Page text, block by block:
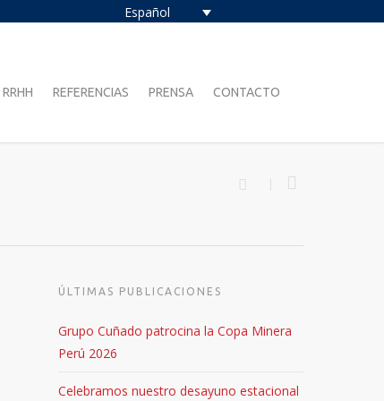
Español
RRHH REFERENCIAS PRENSA CONTACTO
ÚLTIMAS PUBLICACIONES
Grupo Cuñado patrocina la Copa Minera
Perú 2026
Celebramos nuestro desayuno estacional